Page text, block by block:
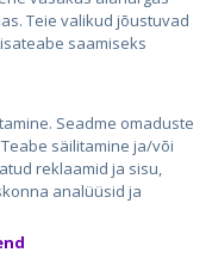
Teie valikud jõustuvad
saamiseks
Seadme omaduste
säilitamine ja/või
reklaamid ja sisu,
analüüsid ja